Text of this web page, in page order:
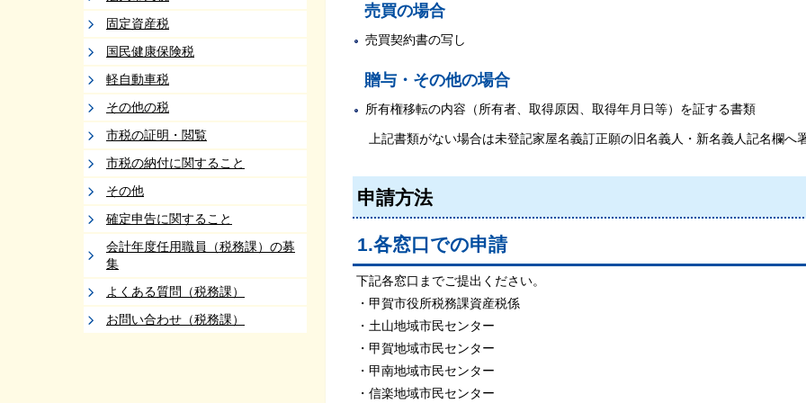
固定資産税
国民健康保険税
軽自動車税
その他の税
市税の証明・閲覧
市税の納付に関すること
その他
確定申告に関すること
会計年度任用職員（税務課）の募
集
よくある質問（税務課）
お問い合わせ（税務課）
売買の場合
売買契約書の写し
贈与・その他の場合
所有権移転の内容（所有者、取得原因、取得年月日等）を証する書類
上記書類がない場合は未登記家屋名義訂正願の旧名義人・新名義人記名欄へ
申請方法
1.各窓口での申請
下記各窓口までご提出ください。
・甲賀市役所税務課資産税係
・土山地域市民センター
・甲賀地域市民センター
・甲南地域市民センター
・信楽地域市民センター